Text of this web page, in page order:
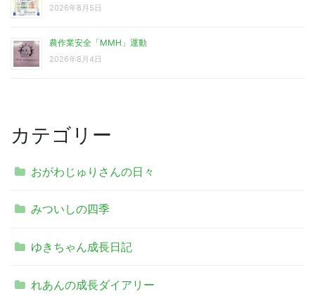
2026年8月5日
農作業安全「MMH」運動
2026年8月4日
カテゴリー
おがわじゅりさんの日々
みついしの四季
ゆきちゃん成長日記
れあんの成長ダイアリー